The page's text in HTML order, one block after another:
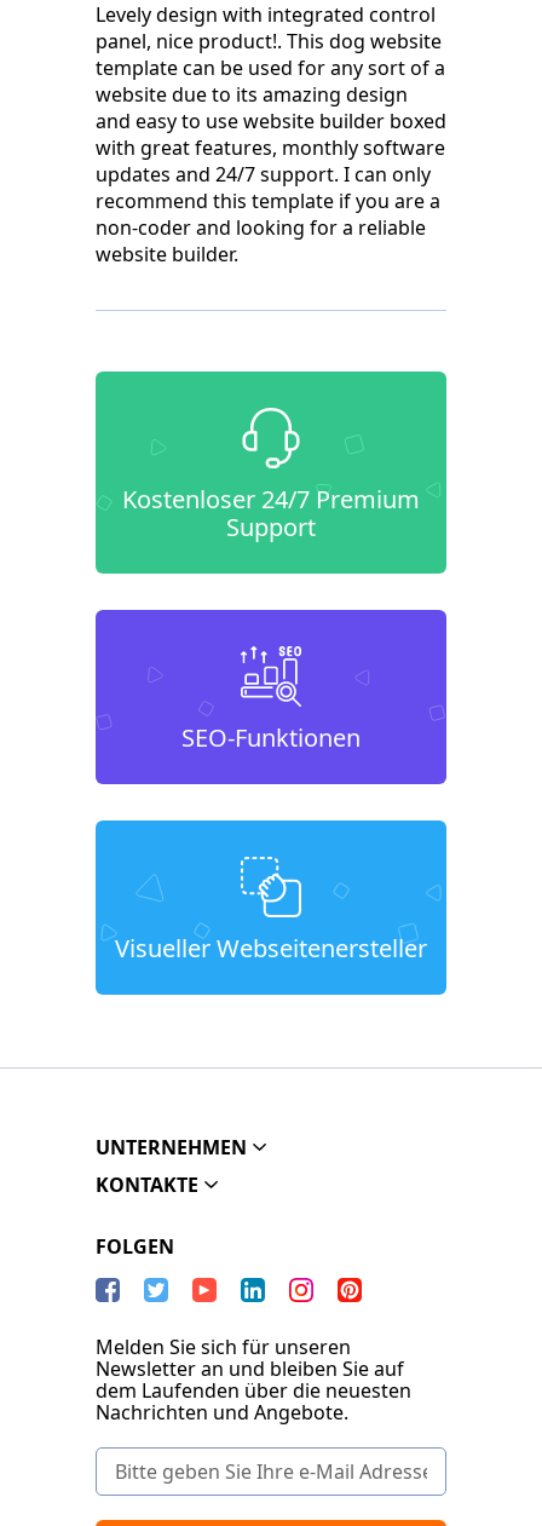
Levely design with integrated control
panel, nice product!. This dog website
template can be used for any sort of a
website due to its amazing design
and easy to use website builder boxed
with great features, monthly software
updates and 24/7 support. I can only
recommend this template if you are a
non-coder and looking for a reliable
website builder.
Kostenloser 24/7 Premium
Support
SEO-Funktionen
Visueller Webseitenersteller
UNTERNEHMEN
KONTAKTE
FOLGEN
Melden Sie sich für unseren
Newsletter an und bleiben Sie auf
dem Laufenden über die neuesten
Nachrichten und Angebote.